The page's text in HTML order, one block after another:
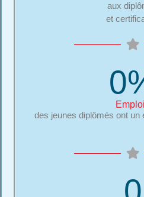
aux
et
0
des jeunes diplômés ont un